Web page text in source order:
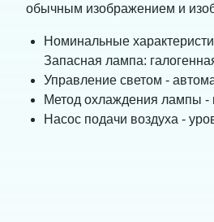
обычным изображением и
Номинальные
Запасная лампа:
Управление светом -
Метод охлаждения лампы -
Насос подачи воздуха -